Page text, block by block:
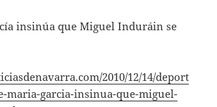
insinúa que Miguel Induráin se
2010/12/14/deport
maria-garcia-insinua-que-miguel-